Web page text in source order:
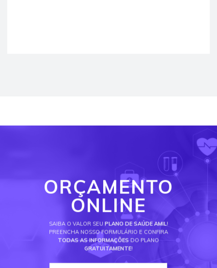
ORÇAMENTO
ONLINE
SAIBA O VALOR SEU PLANO DE SAÚDE AMIL!
PREENCHA NOSSO FORMULÁRIO E CONFIRA
TODAS AS INFORMAÇÕES DO PLANO
GRATUITAMENTE!